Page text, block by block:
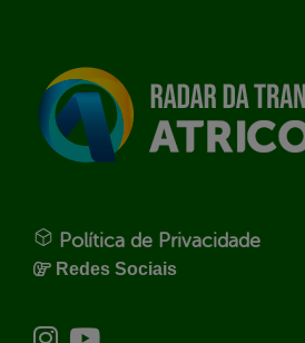
Política de Privacidade
Redes Sociais